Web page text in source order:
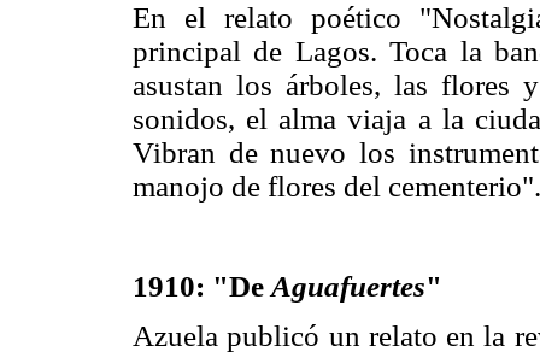
En el relato poético
principal de Lagos. Toca la
asustan los árboles, las flores
sonidos, el alma viaja a la
Vibran de nuevo los
manojo de flores del cementerio".
1910: "De Aguafuertes"
Azuela publicó un relato en la